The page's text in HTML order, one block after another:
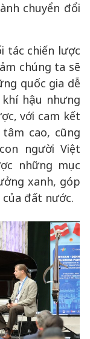
chuyển đổi
tác chiến lược
chúng ta sẽ
quốc gia dễ
hậu nhưng
với cam kết
cao, cũng
người Việt
những mục
xanh, góp
đất nước.